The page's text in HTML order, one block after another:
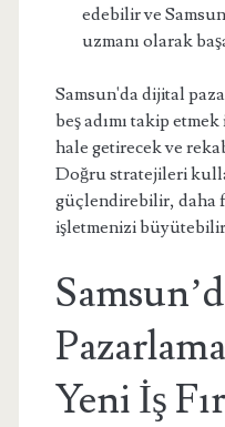
edebilir ve
uzmanı olarak
Samsun'da dijital
beş adımı takip
hale getirecek ve
Doğru stratejileri
güçlendirebilir, daha
işletmenizi
Yeni İş